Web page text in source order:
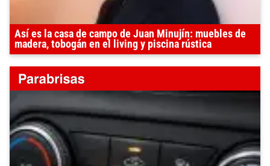
Así es la casa de campo de Juan Minujín: muebles de
madera, tobogán en el living y piscina rústica